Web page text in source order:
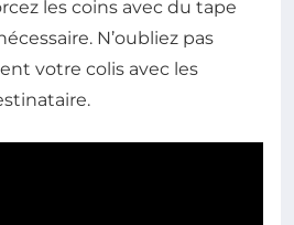
les coins avec du tape
N’oubliez pas
votre colis avec les